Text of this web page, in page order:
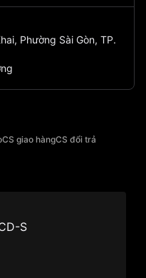
Phường Sài Gòn, TP.
CS giao hàngCS đổi trả
S